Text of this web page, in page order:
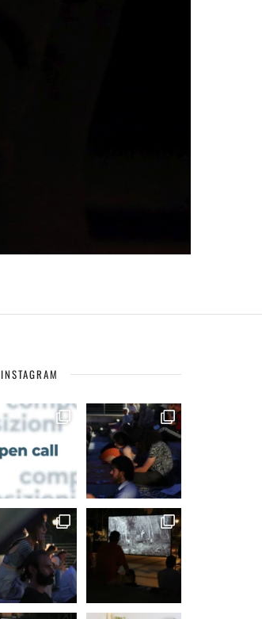
INSTAGRAM